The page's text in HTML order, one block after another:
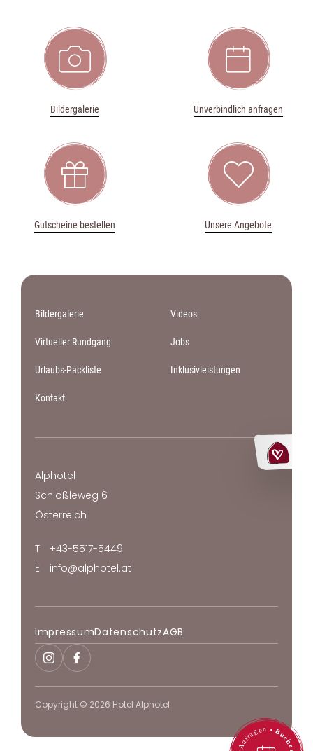
📷
Bildergalerie
📅
Unverbindlich anfragen

Gutscheine bestellen

Unsere Angebote
Bildergalerie Videos
Virtueller Rundgang Jobs
Urlaubs-Packliste Inklusivleistungen
Kontakt
Alphotel
Schlößleweg 6
Österreich
T
+43-5517-5449
E
info@alphotel.at
Copyright © 2026 Hotel Alphotel
ImpressumDatenschutzAGB